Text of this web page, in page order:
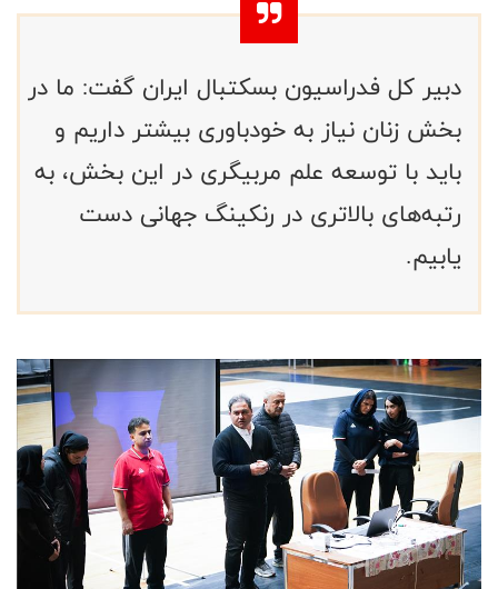
دبیر کل فدراسیون بسکتبال ایران گفت: ما در
بخش زنان نیاز به خودباوری بیشتر داریم و
باید با توسعه علم مربیگری در این بخش، به
رتبه‌های بالاتری در رنکینگ جهانی دست
یابیم.